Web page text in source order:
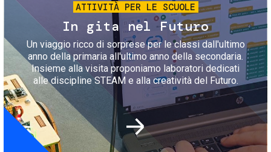
ATTIVITÀ PER LE SCUOLE
In gita nel Futuro
Un viaggio ricco di sorprese per le classi dall'ultimo
anno della primaria all'ultimo anno della secondaria.
Insieme alla visita proponiamo laboratori dedicati
alle discipline STEAM e alla creatività del Futuro.